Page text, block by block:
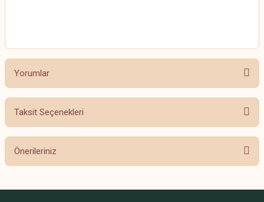
Yorumlar
Taksit Seçenekleri
Önerileriniz